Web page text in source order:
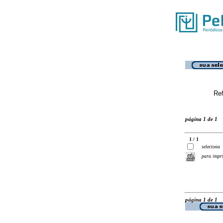
página 1 de 1
1 / 1
seleciona
para
página 1 de 1